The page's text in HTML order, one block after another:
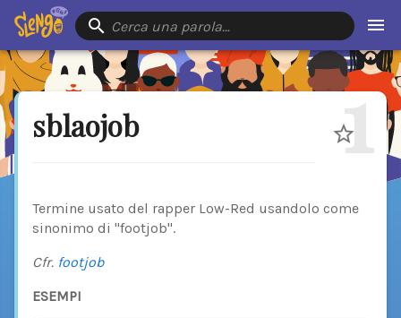
Cerca una parola…
sblaojob 1
Termine usato del rapper Low-Red usandolo come
sinonimo di "footjob".
Cfr. footjob
ESEMPI